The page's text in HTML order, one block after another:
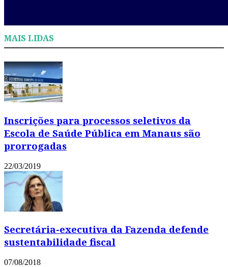
MAIS LIDAS
Inscrições para processos seletivos da
Escola de Saúde Pública em Manaus são
prorrogadas
22/03/2019
Secretária-executiva da Fazenda defende
sustentabilidade fiscal
07/08/2018